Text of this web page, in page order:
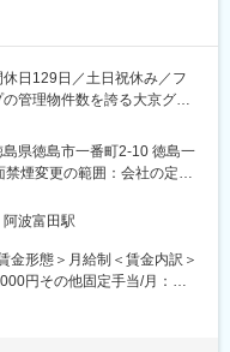
間とつながり自主勉強会も
形成できる戦略的ローテー
・技術指導を担うほどの技
PJTを担当可能
２万500円で住める
休日129日／土日祝休み／フ
管理物件数を誇る大京グル
ループとオリックスグルー
組織強化を目的とした、施
有者の方の採用です。
県徳島市一番町2-10 徳島一
煙変更の範囲：会社の定め
波富田駅
金形態＞月給制＜賃金内訳＞
円その他固定手当/月：